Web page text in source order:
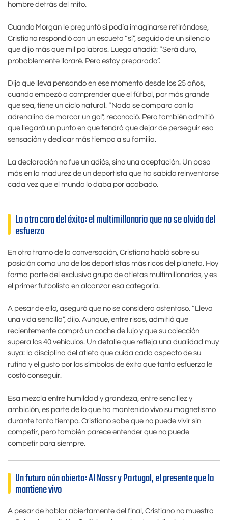
hombre detrás del mito.
Cuando Morgan le preguntó si podía imaginarse retirándose,
Cristiano respondió con un escueto “sí”, seguido de un silencio
que dijo más que mil palabras. Luego añadió: “Será duro,
probablemente lloraré. Pero estoy preparado”.
Dijo que lleva pensando en ese momento desde los 25 años,
cuando empezó a comprender que el fútbol, por más grande
que sea, tiene un ciclo natural. “Nada se compara con la
adrenalina de marcar un gol”, reconoció. Pero también admitió
que llegará un punto en que tendrá que dejar de perseguir esa
sensación y dedicar más tiempo a su familia.
La declaración no fue un adiós, sino una aceptación. Un paso
más en la madurez de un deportista que ha sabido reinventarse
cada vez que el mundo lo daba por acabado.
La otra cara del éxito: el multimillonario que no se olvida del
esfuerzo
En otro tramo de la conversación, Cristiano habló sobre su
posición como uno de los deportistas más ricos del planeta. Hoy
forma parte del exclusivo grupo de atletas multimillonarios, y es
el primer futbolista en alcanzar esa categoría.
A pesar de ello, aseguró que no se considera ostentoso. “Llevo
una vida sencilla”, dijo. Aunque, entre risas, admitió que
recientemente compró un coche de lujo y que su colección
supera los 40 vehículos. Un detalle que refleja una dualidad muy
suya: la disciplina del atleta que cuida cada aspecto de su
rutina y el gusto por los símbolos de éxito que tanto esfuerzo le
costó conseguir.
Esa mezcla entre humildad y grandeza, entre sencillez y
ambición, es parte de lo que ha mantenido vivo su magnetismo
durante tanto tiempo. Cristiano sabe que no puede vivir sin
competir, pero también parece entender que no puede
competir para siempre.
Un futuro aún abierto: Al Nassr y Portugal, el presente que lo
mantiene vivo
A pesar de hablar abiertamente del final, Cristiano no muestra